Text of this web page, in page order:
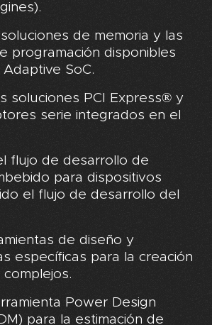
de memoria y las
programación disponibles
SoC.
soluciones PCI Express® y
serie integrados en el
flujo de desarrollo de
para dispositivos
el flujo de desarrollo del
de diseño y
específicas para la creación
Power Design
para la estimación de